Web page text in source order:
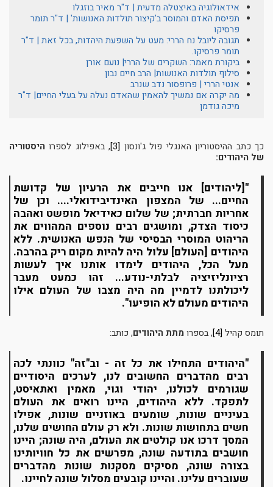
אידאולוגיה באיצטלה מדעית | ד"ר מאיר בוזגלו
תפיסת האדם והמוסר ב'קיצור תולדות האנושות' | ד"ר תומר
פרסיקו
תגובה ליובל נח הררי: מעט על השפעת היהדות, בכל זאת | ד"ר
תומר פרסיקו.
ביקורת מאמר: השקרים של הררי| נועם אורן
סילוף תולדות האנושות| הרב חיים נבון
אנטי הררי | פרופסור נדב שנרב
מה יקרה אם נמשיך להאמין שהאדם נעלה על בעלי החיים| ד"ר
מיכה גודמן
כך כתב ההיסטוריון האנגלי פול ג'ונסון [3] , באפילוג לספרו היסטוריה
של היהודים:
"[ליהודים] אנו חייבים את הרעיון של קדושת
החיים... של המצפון האינדיבידואלי.... וכן של
אחריות חברתית; של שלום כאידיאל מופשט ואהבה
כיסוד הצדק, ומושגים רבים נוספים המהווים את
הריהוט המוסרי הבסיסי של הנפש האנושית. ללא
היהודים [העולם] עלול היה להיות מקום ריק בהרבה.
מעל הכל, היהודים לימדו אותנו איך לעשות
רציונליזיציה לבלתי-נודע... זהו כמעט מעבר
ליכולתנו לדמיין מה היה מצבו של העולם אילו
היהודים מעולם לא הופיעו".
תומס קהיל [4] , בספרומתת היהודים, כותב:
"היהודים התחילו את כל זה - וב"זה" כוונתי לכה
רבים מהדברים החשובים לנו, לערכים היסודיים
שגורמים לכולנו, יהודי וגוי, מאמין ואתאיסט,
לתפקד. ללא היהודים, היינו רואים את העולם
בעיניים שונות, שומעים באוזניים שונות, אפילו
חשים בתחושות שונות. ולא רק עולם החושים שלנו,
המסך דרכו אנו קולטים את העולם, היה שונה; היינו
חושבים בתודעה שונה, מפרשים את כל חוויותינו
בצורה שונה, מסיקים מסקנות שונות מהדברים
שעוברים עלינו. והיינו קובעים מסלול שונה לחיינו.